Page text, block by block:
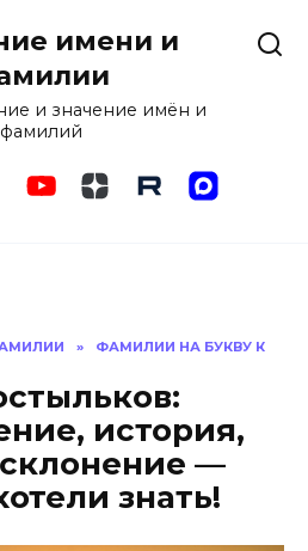
имени и
и значение имён и
фамилий
» ФАМИЛИИ НА БУКВУ К
история,
—
знать!